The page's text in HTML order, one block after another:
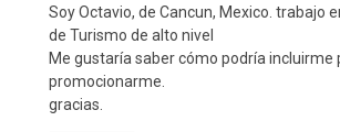
Soy Octavio, de Cancun, Mexico. trabajo
de Turismo de alto nivel
Me gustaría saber cómo podría incluirme
promocionarme.
gracias.